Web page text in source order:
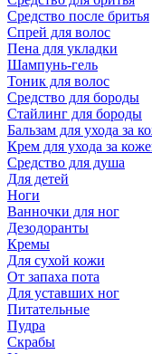
Средство после бритья
Спрей для волос
Пена для укладки
Шампунь-гель
Тоник для волос
Средство для бороды
Стайлинг для бороды
Бальзам для ухода за
Крем для ухода за
Средство для душа
Для детей
Ноги
Ванночки для ног
Дезодоранты
Кремы
Для сухой кожи
От запаха пота
Для уставших ног
Питательные
Пудра
Скрабы